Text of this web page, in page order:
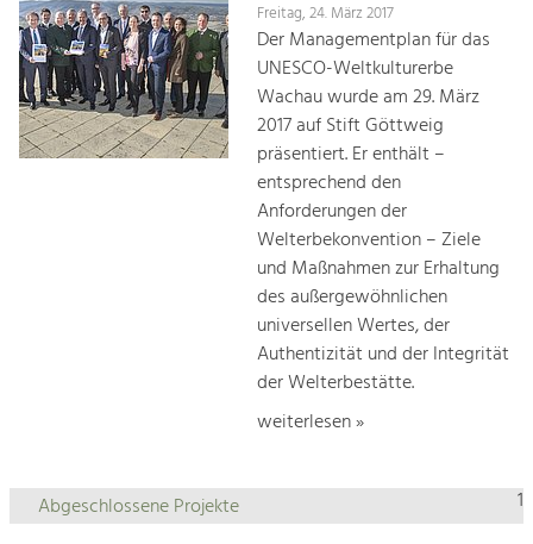
Freitag, 24. März 2017
Der Managementplan für das
UNESCO-Weltkulturerbe
Wachau wurde am 29. März
2017 auf Stift Göttweig
präsentiert. Er enthält –
entsprechend den
Anforderungen der
Welterbekonvention – Ziele
und Maßnahmen zur Erhaltung
des außergewöhnlichen
universellen Wertes, der
Authentizität und der Integrität
der Welterbestätte.
weiterlesen »
1
Abgeschlossene Projekte